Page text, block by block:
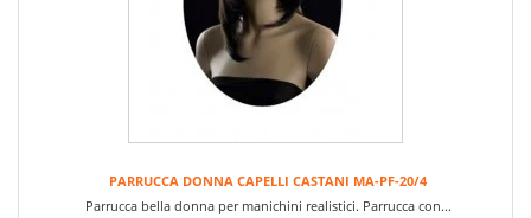
PARRUCCA DONNA CAPELLI CASTANI MA-PF-20/4
Parrucca bella donna per manichini realistici. Parrucca con...